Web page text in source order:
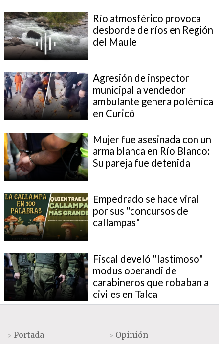
Río atmosférico provoca
desborde de ríos en Región
del Maule
Agresión de inspector
municipal a vendedor
ambulante genera polémica
en Curicó
Mujer fue asesinada con un
arma blanca en Río Blanco:
Su pareja fue detenida
Empedrado se hace viral
por sus "concursos de
callampas"
Fiscal develó "lastimoso"
modus operandi de
carabineros que robaban a
civiles en Talca
> Portada > Opinión